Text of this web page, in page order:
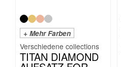
+ Mehr Farben
TITAN DIAMOND